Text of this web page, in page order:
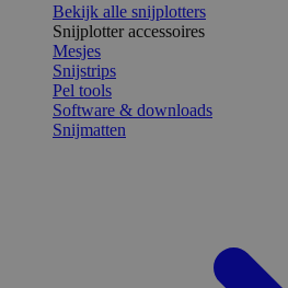
Bekijk alle snijplotters
Snijplotter accessoires
Mesjes
Snijstrips
Pel tools
Software & downloads
Snijmatten